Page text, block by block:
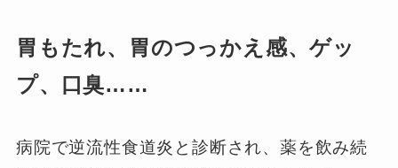
胃もたれ、胃のつっかえ感、ゲッ
プ、口臭……
病院で逆流性食道炎と診断され、薬を飲み続